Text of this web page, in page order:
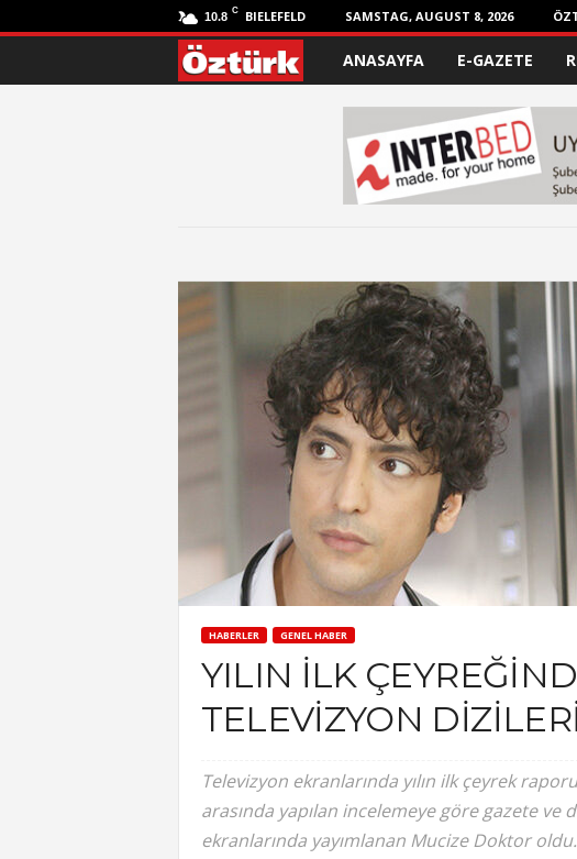
10.8 C BIELEFELD SAMSTAG, AUGUST 8, 2026
ANASAYFA E-GAZETE
HABERLER GENEL HABER
YILIN İLK
TELEVİZYON
Televizyon ekranlarında yılın ilk çeyrek
arasında yapılan incelemeye göre gazete ve
ekranlarında yayımlanan Mucize Doktor oldu.